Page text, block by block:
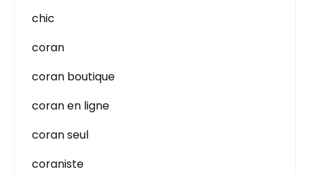
chic
coran
coran boutique
coran en ligne
coran seul
coraniste